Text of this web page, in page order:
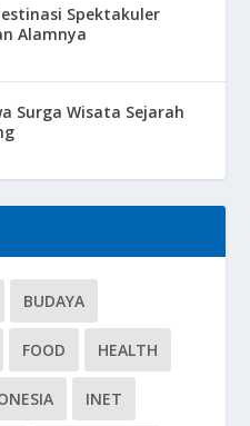
Spektakuler
Alamnya
Surga Wisata Sejarah
BUDAYA
FOOD HEALTH
INET